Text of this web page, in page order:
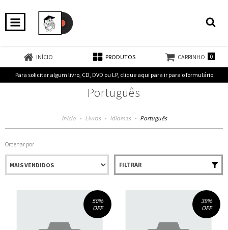
INÍCIO PRODUTOS CARRINHO 0
Para solicitar algum livro, CD, DVD ou LP, clique aqui para ir para o formulário
Português
Início - Livros - Idiomas - Português
Ordenar por
FILTRAR
50%
OFF
39%
OFF